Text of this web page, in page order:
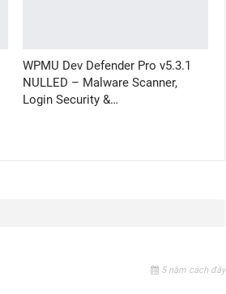
WPMU Dev Defender Pro v5.3.1
NULLED – Malware Scanner,
Login Security &…
5 năm cách đây